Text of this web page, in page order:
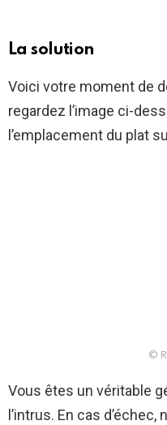
La solution
Voici votre moment de
regardez l’image ci-
l’emplacement du plat
©
Vous êtes un véritable
l’intrus. En cas